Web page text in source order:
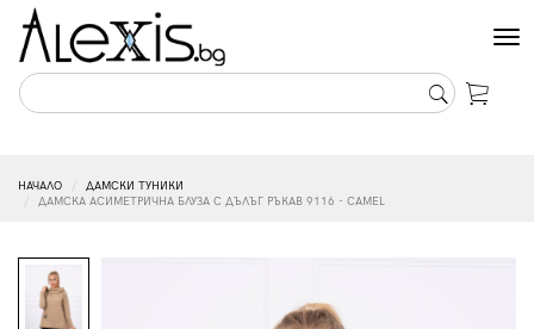
НАЧАЛО
ДАМСКИ ТУНИКИ
ДАМСКА АСИМЕТРИЧНА БЛУЗА С ДЪЛЪГ РЪКАВ 9116 - CAMEL